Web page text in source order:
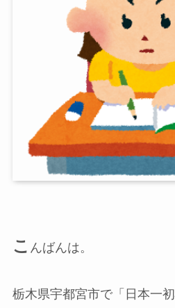
こ んばんは。
栃木県宇都宮市で「日本一